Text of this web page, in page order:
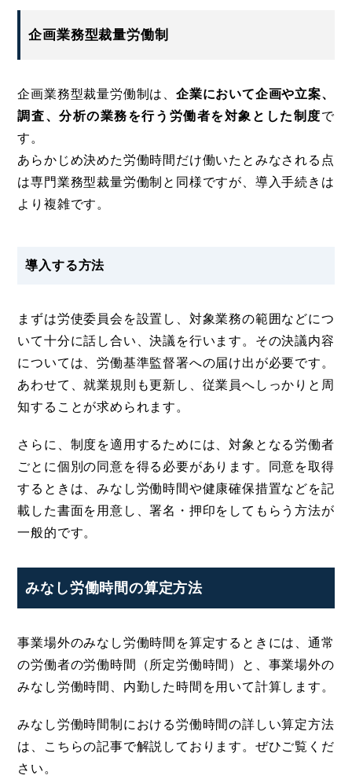
企画業務型裁量労働制
企画業務型裁量労働制は、 企業において企画や立案、
調査、分析の業務を行う労働者を対象とした制度で
す。
あらかじめ決めた労働時間だけ働いたとみなされる点
は専門業務型裁量労働制と同様ですが、導入手続きは
より複雑です。
導入する方法
まずは労使委員会を設置し、対象業務の範囲などにつ
いて十分に話し合い、決議を行います。その決議内容
については、労働基準監督署への届け出が必要です。
あわせて、就業規則も更新し、従業員へしっかりと周
知することが求められます。
さらに、制度を適用するためには、対象となる労働者
ごとに個別の同意を得る必要があります。同意を取得
するときは、みなし労働時間や健康確保措置などを記
載した書面を用意し、署名・押印をしてもらう方法が
一般的です。
みなし労働時間の算定方法
事業場外のみなし労働時間を算定するときには、通常
の労働者の労働時間（所定労働時間）と、事業場外の
みなし労働時間、内勤した時間を用いて計算します。
みなし労働時間制における労働時間の詳しい算定方法
は、こちらの記事で解説しております。ぜひご覧くだ
さい。